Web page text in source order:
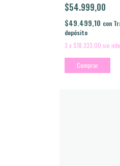
$54.999,00
$49.499,10 con
depósito
3 x $18.333,00 sin
Comprar